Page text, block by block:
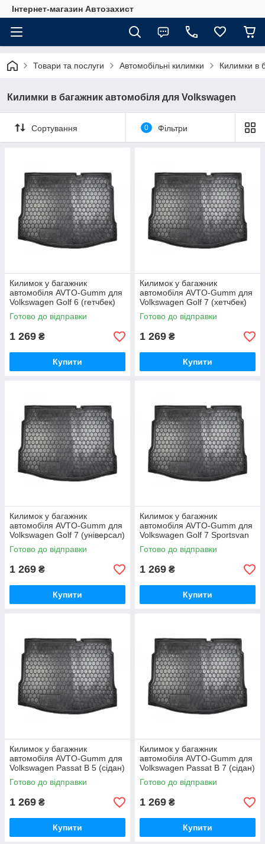
Інтернет-магазин Автозахист
Товари та послуги Автомобільні килимки Килимки в
Килимки в багажник автомобіля для Volkswagen
Сортування 0 Фільтри
Килимок у багажник
автомобіля AVTO-Gumm для
Volkswagen Golf 6 (гетчбек)
поліуретановий
Готово до відправки
1 269 ₴
Купити
Килимок у багажник
автомобіля AVTO-Gumm для
Volkswagen Golf 7 (хетчбек)
поліуретановий
Готово до відправки
1 269 ₴
Купити
Килимок у багажник
автомобіля AVTO-Gumm для
Volkswagen Golf 7 (універсал)
поліуретановий
Готово до відправки
1 269 ₴
Купити
Килимок у багажник
автомобіля AVTO-Gumm для
Volkswagen Golf 7 Sportsvan
поліуретановий
Готово до відправки
1 269 ₴
Купити
Килимок у багажник
автомобіля AVTO-Gumm для
Volkswagen Passat B 5 (сідан)
поліуретановий
Готово до відправки
1 269 ₴
Купити
Килимок у багажник
автомобіля AVTO-Gumm для
Volkswagen Passat B 7 (сідан)
поліуретановий
Готово до відправки
1 269 ₴
Купити